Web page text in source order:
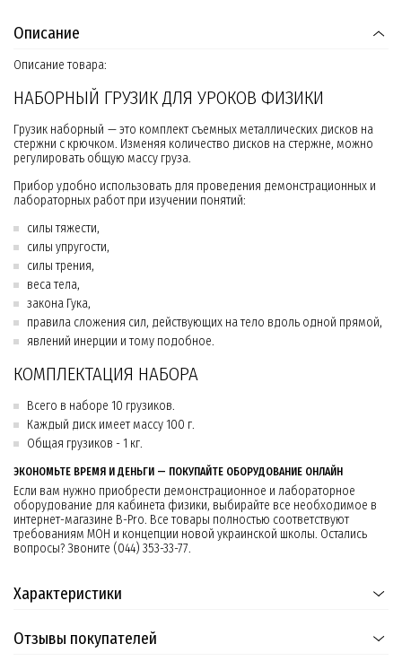
Описание
Описание товара:
НАБОРНЫЙ ГРУЗИК ДЛЯ УРОКОВ ФИЗИКИ
Грузик наборный — это комплект съемных металлических дисков на
стержни с крючком. Изменяя количество дисков на стержне, можно
регулировать общую массу груза.
Прибор удобно использовать для проведения демонстрационных и
лабораторных работ при изучении понятий:
силы тяжести,
силы упругости,
силы трения,
веса тела,
закона Гука,
правила сложения сил, действующих на тело вдоль одной прямой,
явлений инерции и тому подобное.
КОМПЛЕКТАЦИЯ НАБОРА
Всего в наборе 10 грузиков.
Каждый диск имеет массу 100 г.
Общая грузиков - 1 кг.
ЭКОНОМЬТЕ ВРЕМЯ И ДЕНЬГИ — ПОКУПАЙТЕ ОБОРУДОВАНИЕ ОНЛАЙН
Если вам нужно приобрести демонстрационное и лабораторное
оборудование для кабинета физики, выбирайте все необходимое в
интернет-магазине B-Pro. Все товары полностью соответствуют
требованиям МОН и концепции новой украинской школы. Остались
вопросы? Звоните (044) 353-33-77.
Характеристики
Отзывы покупателей